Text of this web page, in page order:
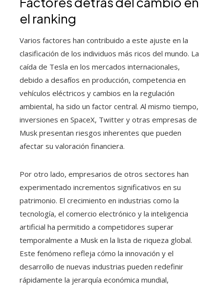
el ranking
Varios factores han contribuido a este ajuste en la
clasificación de los individuos más ricos del mundo. La
caída de Tesla en los mercados internacionales,
debido a desafíos en producción, competencia en
vehículos eléctricos y cambios en la regulación
ambiental, ha sido un factor central. Al mismo tiempo,
inversiones en SpaceX, Twitter y otras empresas de
Musk presentan riesgos inherentes que pueden
afectar su valoración financiera.
Por otro lado, empresarios de otros sectores han
experimentado incrementos significativos en su
patrimonio. El crecimiento en industrias como la
tecnología, el comercio electrónico y la inteligencia
artificial ha permitido a competidores superar
temporalmente a Musk en la lista de riqueza global.
Este fenómeno refleja cómo la innovación y el
desarrollo de nuevas industrias pueden redefinir
rápidamente la jerarquía económica mundial,